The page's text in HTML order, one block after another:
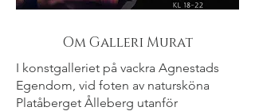
Om Galleri Murat
I konstgalleriet på vackra Agnestads
Egendom, vid foten av natursköna
Platåberget Ålleberg utanför